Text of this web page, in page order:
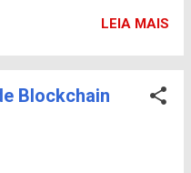
e CEO da Agência
o dia de amanhã é
resolvem como os
mas o futuro não é
sobre tecnologia bancária
LEIA MAIS
Blockchain